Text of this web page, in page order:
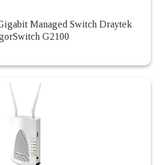
Managed Switch Draytek
G2100